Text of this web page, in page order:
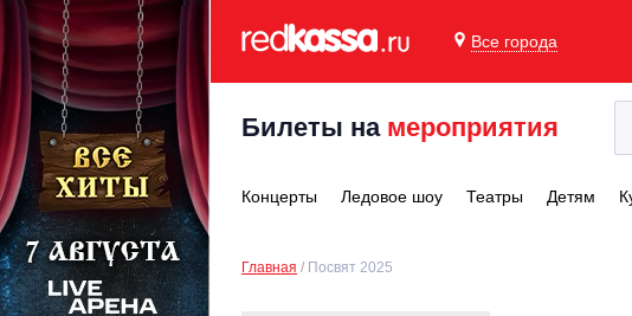
Все города
Билеты на мероприятия
Концерты Ледовое шоу Театры Детям
Главная Посвят 2025